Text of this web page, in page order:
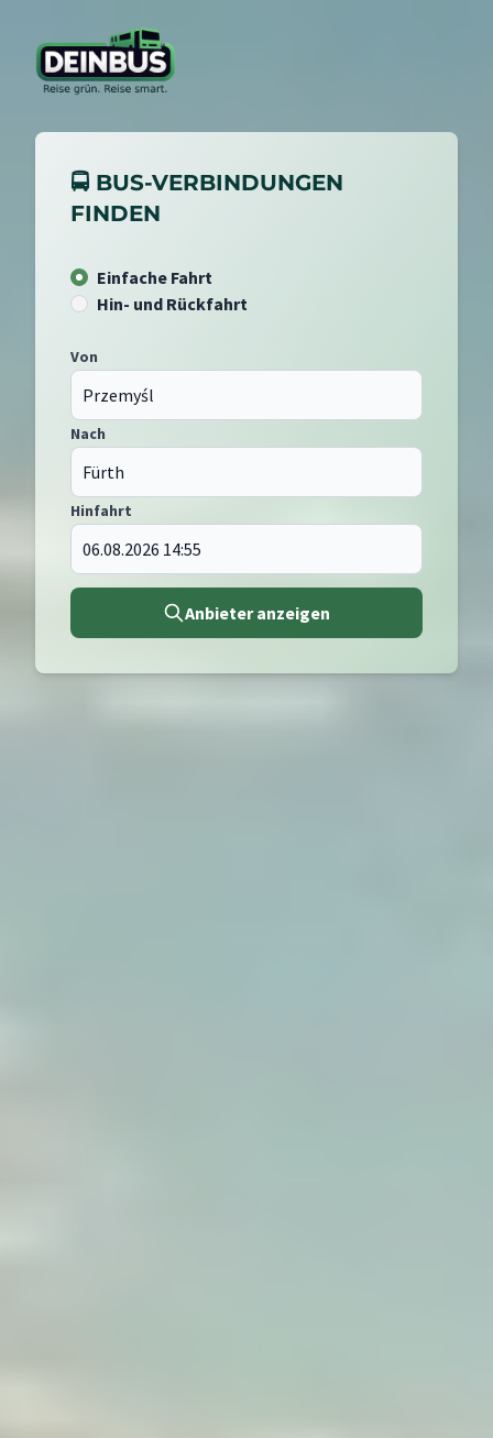
🚍 BUS-VERBINDUNGEN
FINDEN
Einfache Fahrt
Hin- und Rückfahrt
Von
Nach
Hinfahrt
Anbieter anzeigen